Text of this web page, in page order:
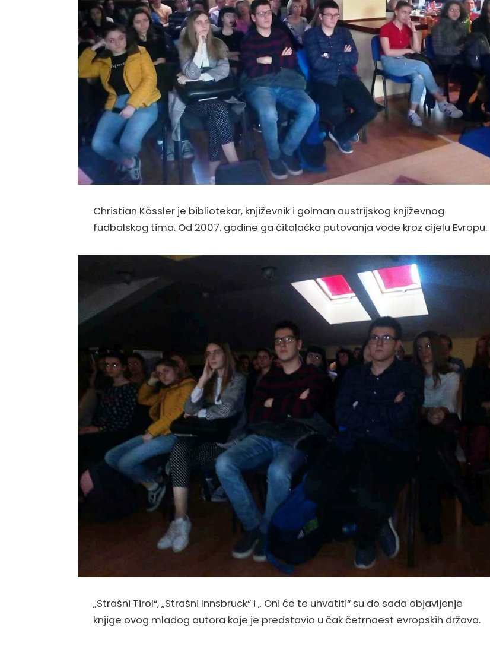
Christian Kössler je bibliotekar, književnik i golman austrijskog književnog
fudbalskog tima. Od 2007. godine ga čitalačka putovanja vode kroz cijelu Evropu.
„Strašni Tirol“, „Strašni Innsbruck“ i „ Oni će te uhvatiti“ su do sada objavljenje
knjige ovog mladog autora koje je predstavio u čak četrnaest evropskih država.